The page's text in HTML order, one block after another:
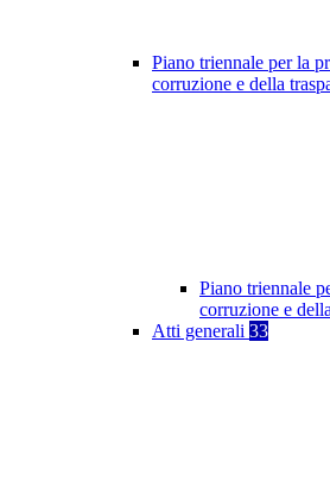
Piano triennale per la
corruzione e della
Piano triennale
corruzione e
Atti generali 33